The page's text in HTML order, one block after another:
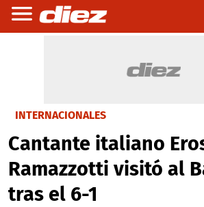
INTERNACIONALES
Cantante italiano
Ramazzotti visitó al
tras el 6-1